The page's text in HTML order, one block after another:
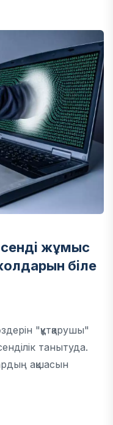
жұмыс
біле
"құтқарушы"
танытуда.
ақшасын